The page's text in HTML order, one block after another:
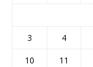
3
4
10
11